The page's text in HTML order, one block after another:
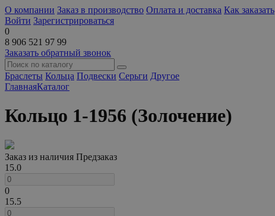
О компании Заказ в производство Оплата и доставка Как заказать
Войти Зарегистрироваться
0
8 906 521 97 99
Заказать обратный звонок
Браслеты Кольца Подвески Серьги Другое
ГлавнаяКаталог
Кольцо 1-1956 (Золочение)
Заказ из наличия Предзаказ
15.0
0
15.5